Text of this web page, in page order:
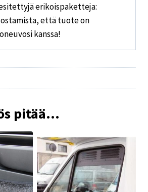
erikoispaketteja:
ostamista, että tuote on
kanssa!
pitää...